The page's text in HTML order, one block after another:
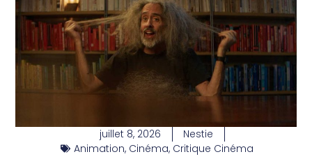
juillet 8, 2026
Nestie
Animation, Cinéma, Critique Cinéma